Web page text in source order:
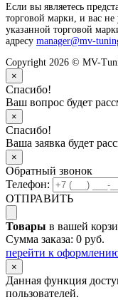
Если вы являетесь
торговой марки, и вас не
указанной торговой
адресу manager@mv-
Copyright 2026 © MV-
×
Спасибо!
Ваш вопрос будет
×
Спасибо!
Ваша заявка будет
×
Обратный звонок
Телефон:
ОТПРАВИТЬ
Товары в вашей
Сумма заказа: 0 руб.
перейти к оформлению
×
Данная функция
пользователей.